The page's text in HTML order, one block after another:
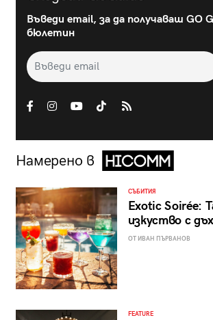
Въведи email, за да получаваш GO
бюлетин
Намерено в
СЪБИТИЯ
Exotic Soirée:
изкуство с
ОТ ИВАН ПЪРВАНОВ
FEATURE